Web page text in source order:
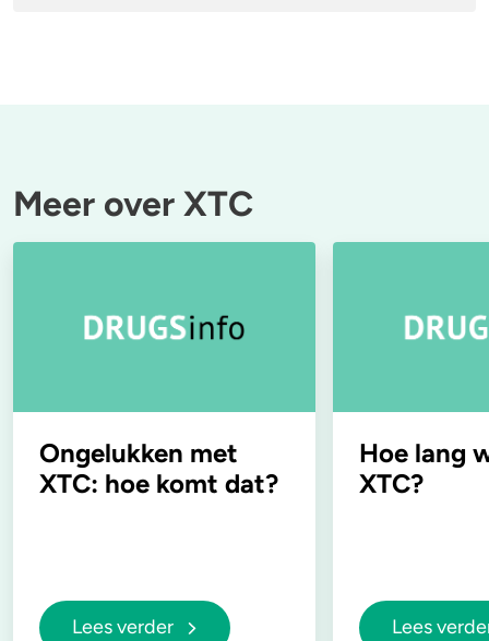
Meer over XTC
Ongelukken met
XTC: hoe komt dat?
Lees verder
Hoe lang
XTC?
Lees